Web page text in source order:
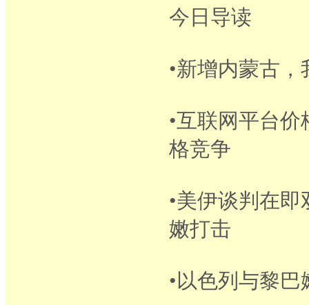
今日导读
•新增内蒙古
•互联网平台
格竞争
•美伊谈判在
嫩打击
•以色列与黎